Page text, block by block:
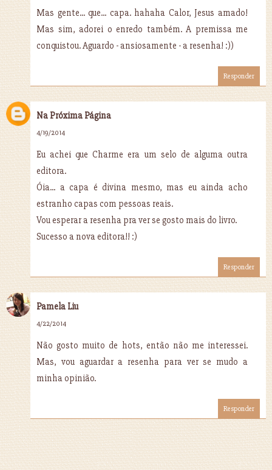
Mas gente... que... capa. hahaha Calor, Jesus amado!
Mas sim, adorei o enredo também. A premissa me
conquistou. Aguardo - ansiosamente - a resenha! :))
Responder
Na Próxima Página
4/19/2014
Eu achei que Charme era um selo de alguma outra
editora.
Óia... a capa é divina mesmo, mas eu ainda acho
estranho capas com pessoas reais.
Vou esperar a resenha pra ver se gosto mais do livro.
Sucesso a nova editora!! :)
Responder
Pamela Liu
4/22/2014
Não gosto muito de hots, então não me interessei.
Mas, vou aguardar a resenha para ver se mudo a
minha opinião.
Responder